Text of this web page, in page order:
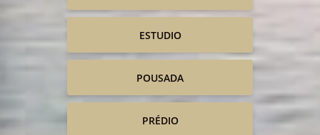
ESTUDIO
POUSADA
PRÉDIO